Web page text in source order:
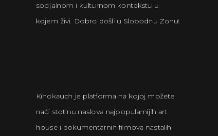
socijalnom i kulturnom kontekstu u
kojem živi. Dobro došli u Slobodnu Zonu!
Kinokauch je platforma na kojoj možete
naći stotinu naslova najpopularnijih art
house i dokumentarnih filmova nastalih